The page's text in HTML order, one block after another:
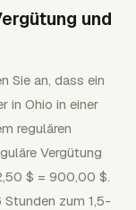
und
Sie an, dass ein
in Ohio in einer
regulären
Vergütung
$ = 900,00 $.
zum 1,5-